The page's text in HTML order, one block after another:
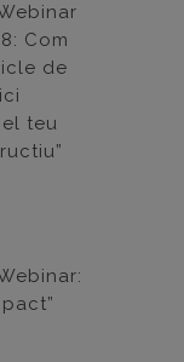
Com
de
teu